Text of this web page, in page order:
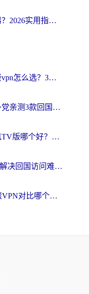
海外打LOL用哪个加速器？2026实用指南：从延迟到设备适配，一篇解决你的国服游戏痛点
海外党必看：加速器免费vpn怎么选？3步教你无缝访问国内资源
穿梭和巨鲸哪个好？海外党亲测3款回国加速器，教你避开90%的坑
海外党必看：斧牛和快帆TV版哪个好？3分钟选对回国加速器，无缝刷B站、追热剧
海外党必看：yy vpn真能解决回国访问难题？附云极initap测评+免费方案对比
穿梭VPN好用吗？和快滚VPN对比哪个回国效果更好？海外党选回国加速器必看指南